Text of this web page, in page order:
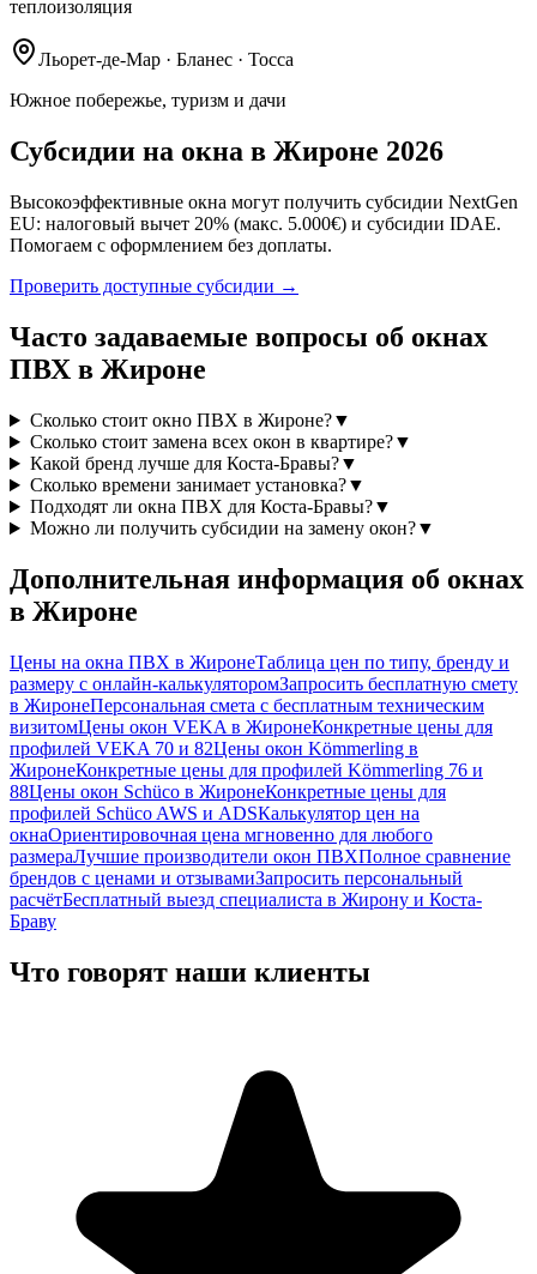
теплоизоляция
Льорет-де-Мар · Бланес · Тосса
Южное побережье, туризм и дачи
Субсидии на окна в Жироне 2026
Высокоэффективные окна могут получить субсидии NextGen
EU: налоговый вычет 20% (макс. 5.000€) и субсидии IDAE.
Помогаем с оформлением без доплаты.
Проверить доступные субсидии →
Часто задаваемые вопросы об окнах
ПВХ в Жироне
Сколько стоит окно ПВХ в Жироне?▼
Сколько стоит замена всех окон в квартире?▼
Какой бренд лучше для Коста-Бравы?▼
Сколько времени занимает установка?▼
Подходят ли окна ПВХ для Коста-Бравы?▼
Можно ли получить субсидии на замену окон?▼
Дополнительная информация об окнах
в Жироне
Цены на окна ПВХ в ЖиронеТаблица цен по типу, бренду и
размеру с онлайн-калькуляторомЗапросить бесплатную смету
в ЖиронеПерсональная смета с бесплатным техническим
визитомЦены окон VEKA в ЖиронеКонкретные цены для
профилей VEKA 70 и 82Цены окон Kömmerling в
ЖиронеКонкретные цены для профилей Kömmerling 76 и
88Цены окон Schüco в ЖиронеКонкретные цены для
профилей Schüco AWS и ADSКалькулятор цен на
окнаОриентировочная цена мгновенно для любого
размераЛучшие производители окон ПВХПолное сравнение
брендов с ценами и отзывамиЗапросить персональный
расчётБесплатный выезд специалиста в Жирону и Коста-
Браву
Что говорят наши клиенты